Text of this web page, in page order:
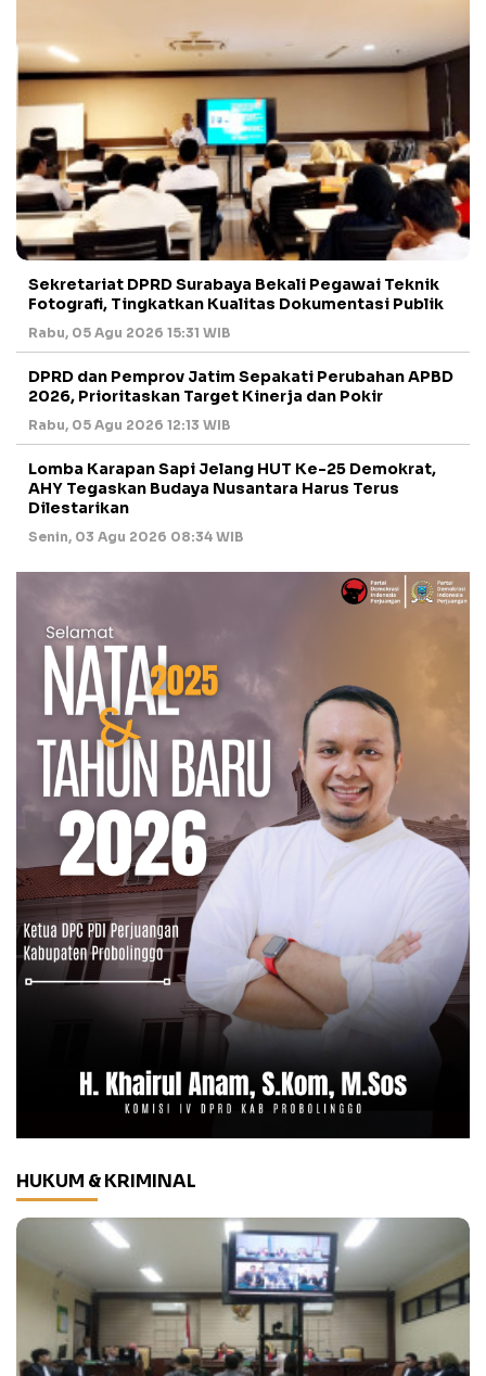
Sekretariat DPRD Surabaya Bekali Pegawai Teknik
Fotografi, Tingkatkan Kualitas Dokumentasi Publik
Rabu, 05 Agu 2026 15:31 WIB
DPRD dan Pemprov Jatim Sepakati Perubahan APBD
2026, Prioritaskan Target Kinerja dan Pokir
Rabu, 05 Agu 2026 12:13 WIB
Lomba Karapan Sapi Jelang HUT Ke-25 Demokrat,
AHY Tegaskan Budaya Nusantara Harus Terus
Dilestarikan
Senin, 03 Agu 2026 08:34 WIB
HUKUM & KRIMINAL